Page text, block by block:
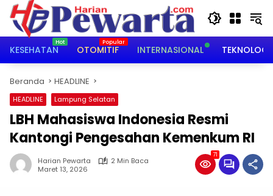
Langsung
konten
KESEHATAN
OTOMITIF INTERNASIONAL TEKNOLOGI
Beranda HEADLINE
HEADLINE Lampung Selatan
LBH Mahasiswa Indonesia Resmi
Kantongi Pengesahan Kemenkum RI
Harian Pewarta
2 Min Baca
Maret 13, 2026
71